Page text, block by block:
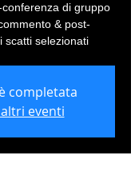
di gruppo
& post-
scatti selezionati
completata
eventi